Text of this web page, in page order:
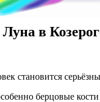
Луна в
становится
берцовые